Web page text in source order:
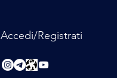
Accedi/Registrati